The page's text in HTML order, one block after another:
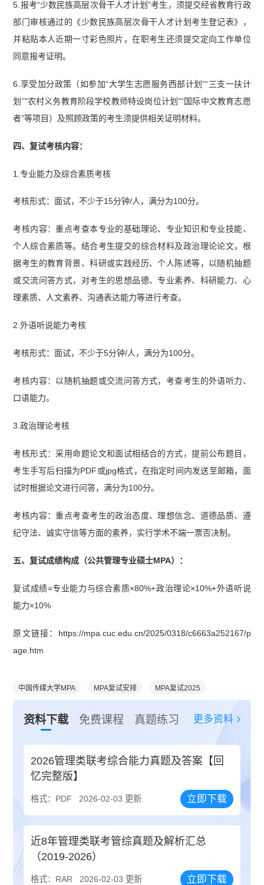
5.报考“少数民族高层次骨干人才计划”考生，须提交经省教育行政
部门审核通过的《少数民族高层次骨干人才计划考生登记表》，
并粘贴本人近期一寸彩色照片，在职考生还须提交定向工作单位
同意报考证明。
6.享受加分政策（如参加“大学生志愿服务西部计划”“三支一扶计
划”“农村义务教育阶段学校教师特设岗位计划”“国际中文教育志愿
者”等项目）及照顾政策的考生须提供相关证明材料。
四、复试考核内容：
1.专业能力及综合素质考核
考核形式：面试，不少于15分钟/人，满分为100分。
考核内容：重点考查本专业的基础理论、专业知识和专业技能、
个人综合素质等。结合考生提交的综合材料及政治理论论文，根
据考生的教育背景、科研或实践经历、个人陈述等，以随机抽题
或交流问答方式，对考生的思想品德、专业素养、科研能力、心
理素质、人文素养、沟通表达能力等进行考查。
2.外语听说能力考核
考核形式：面试，不少于5分钟/人，满分为100分。
考核内容：以随机抽题或交流问答方式，考查考生的外语听力、
口语能力。
3.政治理论考核
考核形式：采用命题论文和面试相结合的方式，提前公布题目，
考生手写后扫描为PDF或jpg格式，在指定时间内发送至邮箱，面
试时根据论文进行问答，满分为100分。
考核内容：重点考查考生的政治态度、理想信念、道德品质、遵
纪守法、诚实守信等方面的素养，实行学术不端一票否决制。
五、复试成绩构成（公共管理专业硕士MPA）：
复试成绩=专业能力与综合素质×80%+政治理论×10%+外语听说
能力×10%
原文链接：https://mpa.cuc.edu.cn/2025/0318/c6663a252167/p
age.htm
中国传媒大学MPA MPA复试安排 MPA复试2025
资料下载 免费课程 真题练习 更多资料
2026管理类联考综合能力真题及答案【回
忆完整版】
格式：PDF 2026-02-03 更新 立即下载
近8年管理类联考管综真题及解析汇总
（2019-2026）
格式：RAR 2026-02-03 更新 立即下载